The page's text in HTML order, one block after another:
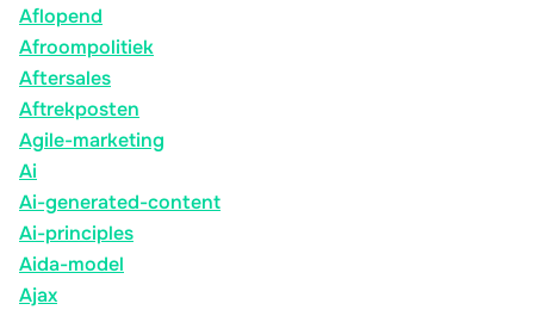
Aflopend
Afroompolitiek
Aftersales
Aftrekposten
Agile-marketing
Ai
Ai-generated-content
Ai-principles
Aida-model
Ajax